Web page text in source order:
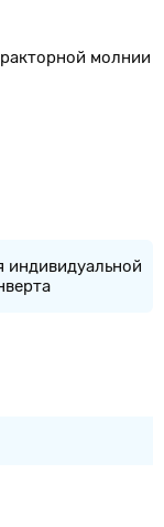
молнии
индивидуальной